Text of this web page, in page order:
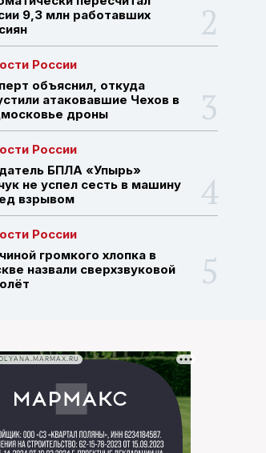
САЙТУ
9,3 млн работавших
России
объяснил, откуда
атаковавшие Чехов в
дроны
России
БПЛА «Упырь»
не успел сесть в машину
взрывом
России
громкого хлопка в
назвали сверхзвуковой